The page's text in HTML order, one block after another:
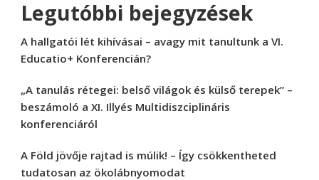
Legutóbbi bejegyzések
A hallgatói lét kihívásai – avagy mit tanultunk a VI.
Educatio+ Konferencián?
„A tanulás rétegei: belső világok és külső terepek” –
beszámoló a XI. Illyés Multidiszciplináris
konferenciáról
A Föld jövője rajtad is múlik! – Így csökkentheted
tudatosan az ökolábnyomodat